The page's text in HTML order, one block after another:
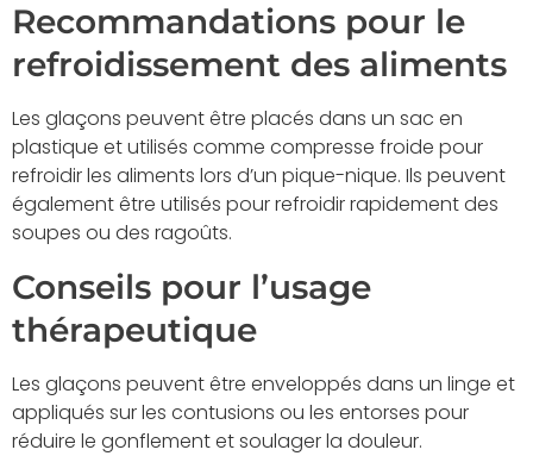
Recommandations pour le
refroidissement des aliments
Les glaçons peuvent être placés dans un sac en
plastique et utilisés comme compresse froide pour
refroidir les aliments lors d’un pique-nique. Ils peuvent
également être utilisés pour refroidir rapidement des
soupes ou des ragoûts.
Conseils pour l’usage
thérapeutique
Les glaçons peuvent être enveloppés dans un linge et
appliqués sur les contusions ou les entorses pour
réduire le gonflement et soulager la douleur.